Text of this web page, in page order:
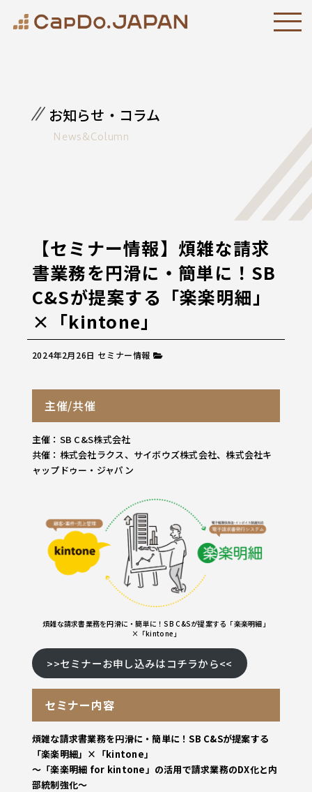
お知らせ・コラム
News&Column
【セミナー情報】煩雑な請求
書業務を円滑に・簡単に！SB
C&Sが提案する「楽楽明細」
×「kintone」
2024年2月26日 セミナー情報
主催/共催
主催：SB C&S株式会社
共催：株式会社ラクス、サイボウズ株式会社、株式会社キ
ャップドゥー・ジャパン
煩雑な請求書業務を円滑に・簡単に！SB C&Sが提案する「楽楽明細」
×「kintone」
>>セミナーお申し込みはコチラから<<
セミナー内容
煩雑な請求書業務を円滑に・簡単に！SB C&Sが提案する
「楽楽明細」×「kintone」
～「楽楽明細 for kintone」の活用で請求業務のDX化と内
部統制強化～